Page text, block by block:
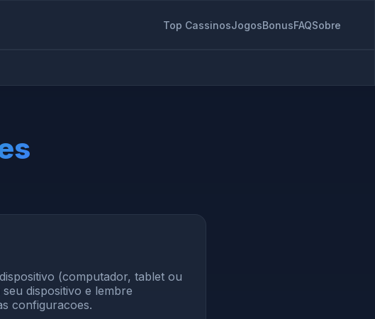
Top CassinosJogosBonusFAQSobre
(computador, tablet ou
dispositivo e lembre
configuracoes.